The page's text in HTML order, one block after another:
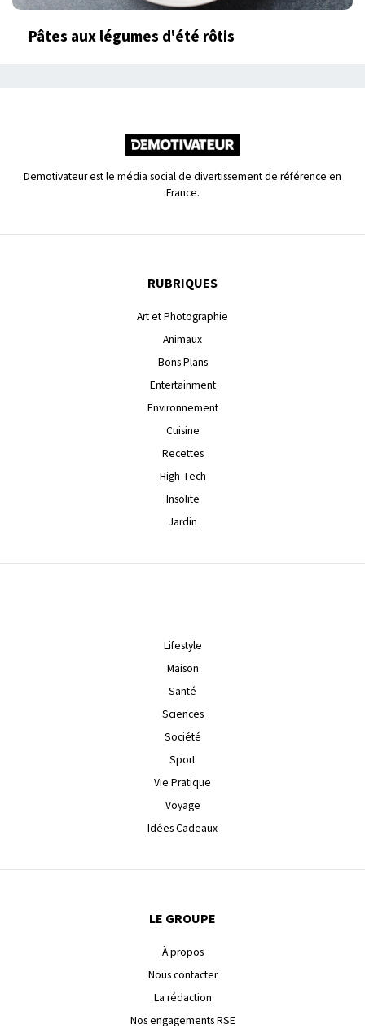
Pâtes aux légumes d'été rôtis
Demotivateur est le média social de divertissement de référence en
France.
RUBRIQUES
Art et Photographie
Animaux
Bons Plans
Entertainment
Environnement
Cuisine
Recettes
High-Tech
Insolite
Jardin
Lifestyle
Maison
Santé
Sciences
Société
Sport
Vie Pratique
Voyage
Idées Cadeaux
LE GROUPE
À propos
Nous contacter
La rédaction
Nos engagements RSE